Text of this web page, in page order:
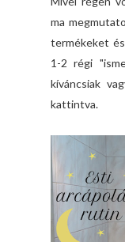
ma
termékeket
1-2 régi
kíváncsiak
kattintva.